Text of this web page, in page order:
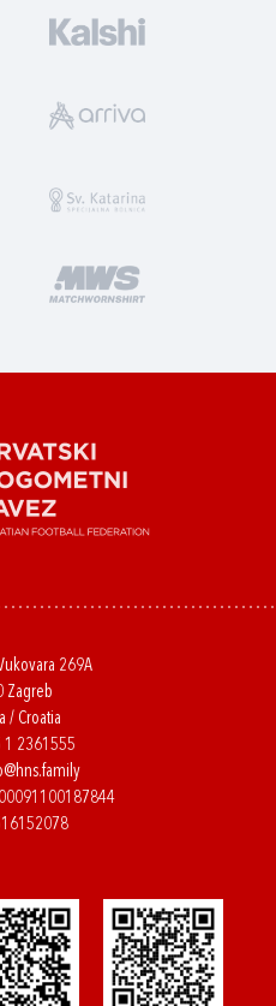
269A
Zagreb
/ Croatia
2361555